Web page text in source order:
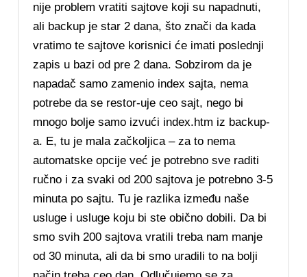
nije problem vratiti sajtove koji su napadnuti,
ali backup je star 2 dana, što znači da kada
vratimo te sajtove korisnici će imati poslednji
zapis u bazi od pre 2 dana. Sobzirom da je
napadač samo zamenio index sajta, nema
potrebe da se restor-uje ceo sajt, nego bi
mnogo bolje samo izvući index.htm iz backup-
a. E, tu je mala začkoljica – za to nema
automatske opcije već je potrebno sve raditi
ručno i za svaki od 200 sajtova je potrebno 3-5
minuta po sajtu. Tu je razlika između naše
usluge i usluge koju bi ste obično dobili. Da bi
smo svih 200 sajtova vratili treba nam manje
od 30 minuta, ali da bi smo uradili to na bolji